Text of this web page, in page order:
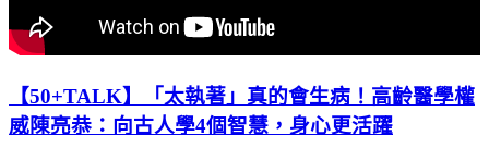
【50+TALK】「太執著」真的會生病！高齡醫學權
威陳亮恭：向古人學4個智慧，身心更活躍